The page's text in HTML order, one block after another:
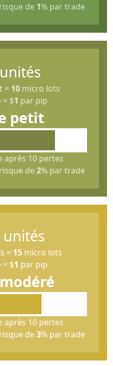
de 1% par trade
= 10micro lots
= $1 par pip
petit
après 10 pertes
de2% par trade
unités
= 15micro lots
= $1 par pip
après 10 pertes
de3% par trade